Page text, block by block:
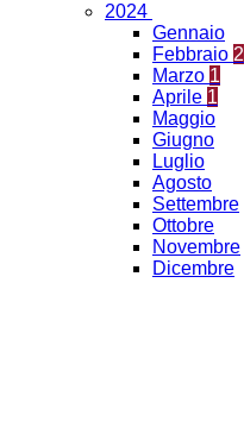
2024
Gennaio
Febbraio 2
Marzo 1
Aprile 1
Maggio
Giugno
Luglio
Agosto
Settembre
Ottobre
Novembre
Dicembre